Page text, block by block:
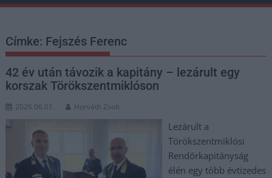
Címke: Fejszés Ferenc
42 év után távozik a kapitány – lezárult egy
korszak Törökszentmiklóson
2026.06.01. Horváth Zsolt
Lezárult a
Törökszentmiklósi
Rendőrkapitányság
élén egy több évtizedes